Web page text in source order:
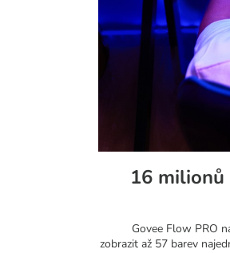
16 milionů
Govee Flow PRO
zobrazit až 57 barev